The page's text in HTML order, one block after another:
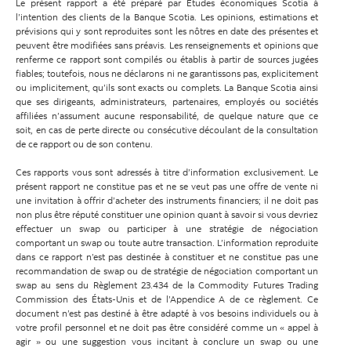
Le présent rapport a été préparé par Études économiques Scotia à
l’intention des clients de la Banque Scotia. Les opinions, estimations et
prévisions qui y sont reproduites sont les nôtres en date des présentes et
peuvent être modifiées sans préavis. Les renseignements et opinions que
renferme ce rapport sont compilés ou établis à partir de sources jugées
fiables; toutefois, nous ne déclarons ni ne garantissons pas, explicitement
ou implicitement, qu’ils sont exacts ou complets. La Banque Scotia ainsi
que ses dirigeants, administrateurs, partenaires, employés ou sociétés
affiliées n’assument aucune responsabilité, de quelque nature que ce
soit, en cas de perte directe ou consécutive découlant de la consultation
de ce rapport ou de son contenu.
Ces rapports vous sont adressés à titre d’information exclusivement. Le
présent rapport ne constitue pas et ne se veut pas une offre de vente ni
une invitation à offrir d’acheter des instruments financiers; il ne doit pas
non plus être réputé constituer une opinion quant à savoir si vous devriez
effectuer un swap ou participer à une stratégie de négociation
comportant un swap ou toute autre transaction. L’information reproduite
dans ce rapport n’est pas destinée à constituer et ne constitue pas une
recommandation de swap ou de stratégie de négociation comportant un
swap au sens du Règlement 23.434 de la Commodity Futures Trading
Commission des États-Unis et de l’Appendice A de ce règlement. Ce
document n’est pas destiné à être adapté à vos besoins individuels ou à
votre profil personnel et ne doit pas être considéré comme un « appel à
agir » ou une suggestion vous incitant à conclure un swap ou une